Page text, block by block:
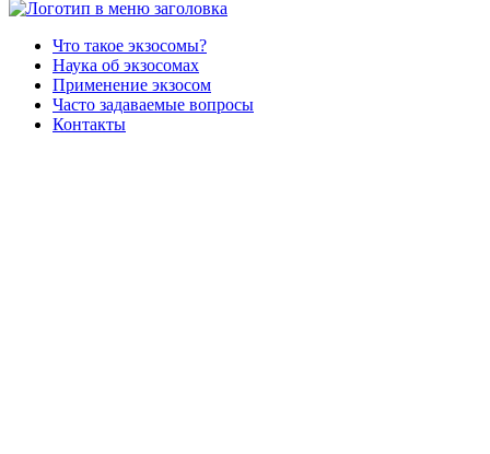
Что такое экзосомы?
Наука об экзосомах
Применение экзосом
Часто задаваемые вопросы
Контакты